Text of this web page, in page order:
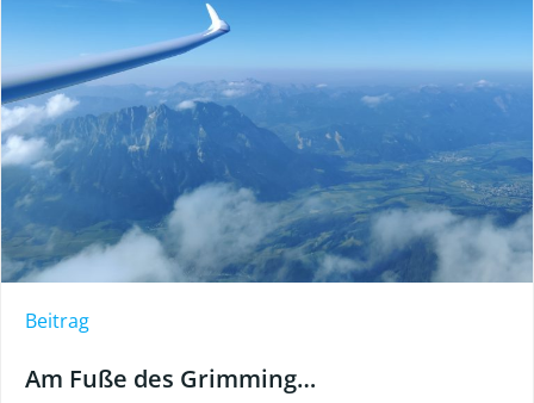
Beitrag
Am Fuße des Grimming…